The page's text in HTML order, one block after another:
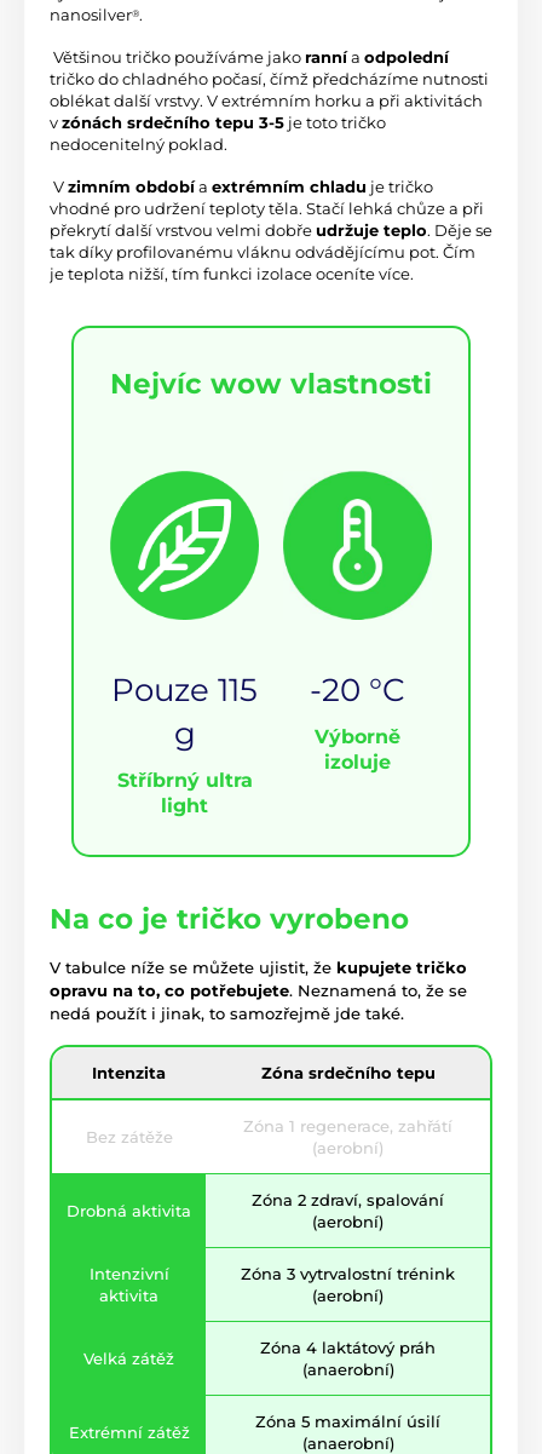
nanosilver®.
Většinou tričko používáme jako ranní a odpolední
tričko do chladného počasí, čímž předcházíme nutnosti
oblékat další vrstvy. V extrémním horku a při aktivitách
v zónách srdečního tepu 3-5 je toto tričko
nedocenitelný poklad.
V zimním období a extrémním chladu je tričko
vhodné pro udržení teploty těla. Stačí lehká chůze a při
překrytí další vrstvou velmi dobře udržuje teplo. Děje se
tak díky profilovanému vláknu odvádějícímu pot. Čím
je teplota nižší, tím funkci izolace oceníte více.
Nejvíc wow vlastnosti
Pouze 115
g
Stříbrný ultra
light
-20 °C
Výborně
izoluje
Na co je tričko vyrobeno
V tabulce níže se můžete ujistit, že kupujete tričko
opravu na to, co potřebujete. Neznamená to, že se
nedá použít i jinak, to samozřejmě jde také.
Intenzita Zóna srdečního tepu
Bez zátěže
Zóna 1 regenerace, zahřátí
(aerobní)
Drobná aktivita
Zóna 2 zdraví, spalování
(aerobní)
Intenzivní
aktivita
Zóna 3 vytrvalostní trénink
(aerobní)
Velká zátěž
Zóna 4 laktátový práh
(anaerobní)
Extrémní zátěž
Zóna 5 maximální úsilí
(anaerobní)